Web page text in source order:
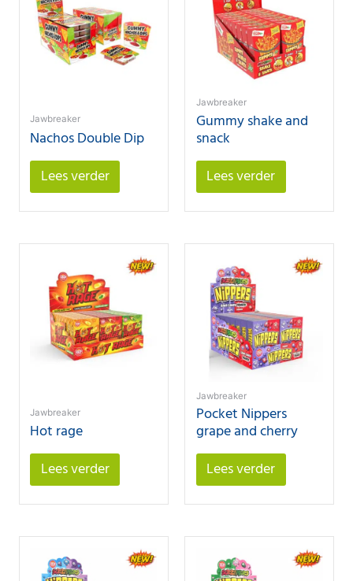
Jawbreaker
Nachos Double Dip
Lees verder
Jawbreaker
Gummy shake and
snack
Lees verder
Jawbreaker
Hot rage
Lees verder
Jawbreaker
Pocket Nippers
grape and cherry
Lees verder